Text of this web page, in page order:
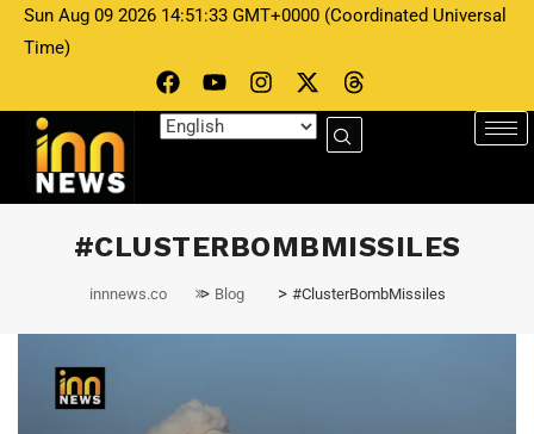
Sun Aug 09 2026 14:51:33 GMT+0000 (Coordinated Universal
Time)
#CLUSTERBOMBMISSILES
innnews.co > Blog > #ClusterBombMissiles